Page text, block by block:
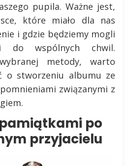
pupila. Ważne jest,
które miało dla nas
i gdzie będziemy mogli
do wspólnych chwil.
metody, warto
o stworzeniu albumu ze
związanymi z
po
przyjacielu